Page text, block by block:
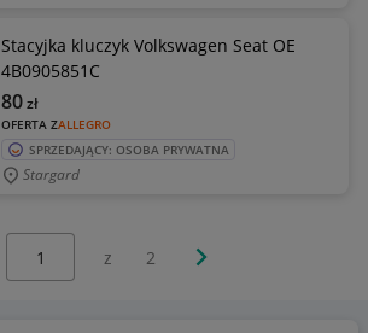
Stacyjka kluczyk Volkswagen Seat OE
4B0905851C
OFERTA ZALLEGRO
80zł
SPRZEDAJĄCY: OSOBA PRYWATNA
Stargard
z 2 Następna strona